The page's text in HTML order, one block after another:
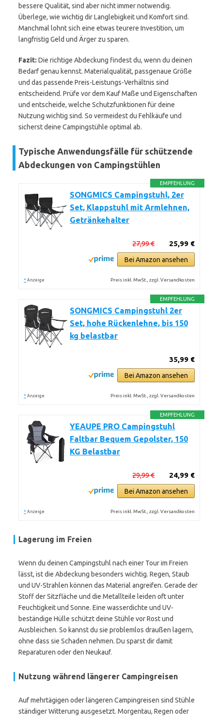
bessere Qualität, sind aber nicht immer notwendig.
Überlege, wie wichtig dir Langlebigkeit und Komfort sind.
Manchmal lohnt sich eine etwas teurere Investition, um
langfristig Geld und Ärger zu sparen.
Fazit: Die richtige Abdeckung findest du, wenn du deinen
Bedarf genau kennst. Materialqualität, passgenaue Größe
und das passende Preis-Leistungs-Verhältnis sind
entscheidend. Prüfe vor dem Kauf Maße und Eigenschaften
und entscheide, welche Schutzfunktionen für deine
Nutzung wichtig sind. So vermeidest du Fehlkäufe und
sicherst deine Campingstühle optimal ab.
Typische Anwendungsfälle für schützende
Abdeckungen von Campingstühlen
EMPFEHLUNG
SONGMICS Campingstuhl, 2er
Set, Klappstuhl mit Armlehnen,
Getränkehalter
25,99 €
27,99 €
Bei Amazon ansehen
* Anzeige Preis inkl. MwSt., zzgl. Versandkosten
EMPFEHLUNG
SONGMICS Campingstuhl 2er
Set, hohe Rückenlehne, bis 150
kg belastbar
35,99 €
Bei Amazon ansehen
* Anzeige Preis inkl. MwSt., zzgl. Versandkosten
EMPFEHLUNG
YEAUPE PRO Campingstuhl
Faltbar Bequem Gepolster, 150
KG Belastbar
24,99 €
29,99 €
Bei Amazon ansehen
* Anzeige Preis inkl. MwSt., zzgl. Versandkosten
Lagerung im Freien
Wenn du deinen Campingstuhl nach einer Tour im Freien
lässt, ist die Abdeckung besonders wichtig. Regen, Staub
und UV-Strahlen können das Material angreifen. Gerade der
Stoff der Sitzfläche und die Metallteile leiden oft unter
Feuchtigkeit und Sonne. Eine wasserdichte und UV-
beständige Hülle schützt deine Stühle vor Rost und
Ausbleichen. So kannst du sie problemlos draußen lagern,
ohne dass sie Schaden nehmen. Du sparst dir damit
Reparaturen oder den Neukauf.
Nutzung während längerer Campingreisen
Auf mehrtägigen oder längeren Campingreisen sind Stühle
ständiger Witterung ausgesetzt. Morgentau, Regen oder